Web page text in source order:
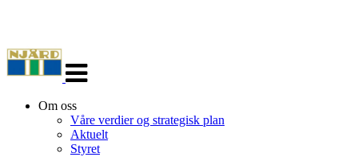
navigasjon
Om oss
Våre verdier og strategisk plan
Aktuelt
Styret